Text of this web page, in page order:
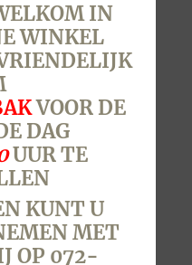
IN
WINKEL
VOOR DE
DAG
UUR TE
KUNT U
MET
OP 072-